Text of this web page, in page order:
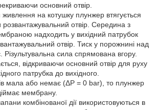
основний отвір.
на котушку плунжер втягується
розвантажувальний отвір. Середина з
надходить у вихідний патрубок
отвір. Тиск у порожнині над
сила спрямована вгору.
відкриваючи основний отвір для руху
патрубка до вихідного.
мала або немає (ΔP = 0 bar), то плунжер
мембрану.
комбінованої дії використовуються в